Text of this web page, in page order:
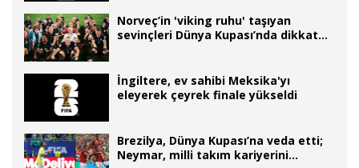
Norveç’in 'viking ruhu' taşıyan
sevinçleri Dünya Kupası’nda dikkat
İngiltere, ev sahibi Meksika'yı
eleyerek çeyrek finale yükseldi
Brezilya, Dünya Kupası’na veda etti;
Neymar, milli takım kariyerini